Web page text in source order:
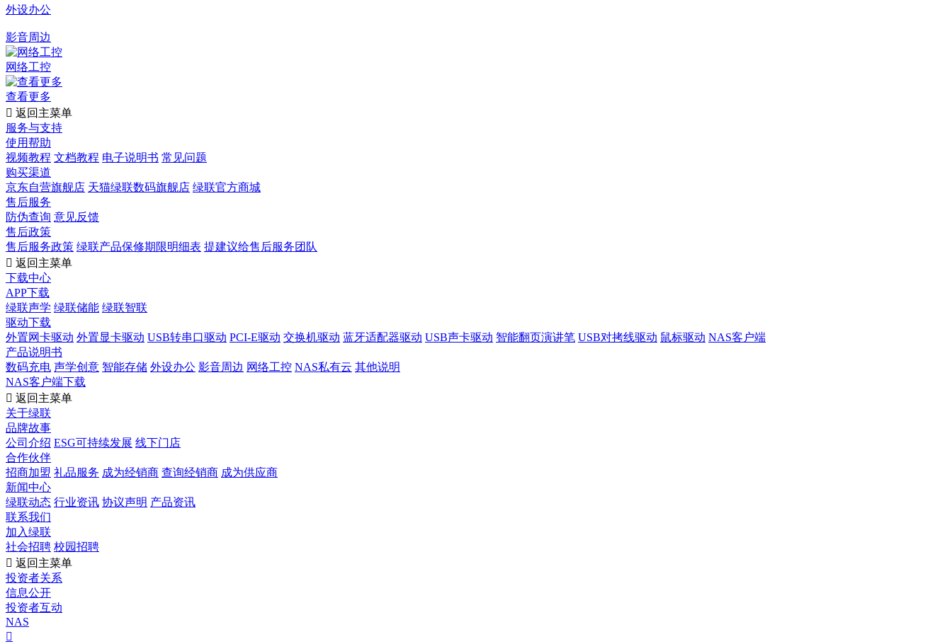
外设办公
影音周边
网络工控
查看更多
 返回主菜单
服务与支持
使用帮助
视频教程 文档教程 电子说明书 常见问题
购买渠道
京东自营旗舰店 天猫绿联数码旗舰店 绿联官方商城
售后服务
防伪查询 意见反馈
售后政策
售后服务政策 绿联产品保修期限明细表 提建议给售后服务团队
 返回主菜单
下载中心
APP下载
绿联声学 绿联储能 绿联智联
驱动下载
外置网卡驱动 外置显卡驱动 USB转串口驱动 PCI-E驱动 交换机驱动 蓝牙适配器驱动 USB声卡驱动 智能翻页演讲笔 USB对拷线驱动 鼠标驱动 NAS客户端
产品说明书
数码充电 声学创意 智能存储 外设办公 影音周边 网络工控 NAS私有云 其他说明
NAS客户端下载
 返回主菜单
关于绿联
品牌故事
公司介绍 ESG可持续发展 线下门店
合作伙伴
招商加盟 礼品服务 成为经销商 查询经销商 成为供应商
新闻中心
绿联动态 行业资讯 协议声明 产品资讯
联系我们
加入绿联
社会招聘 校园招聘
 返回主菜单
投资者关系
信息公开
投资者互动
NAS
